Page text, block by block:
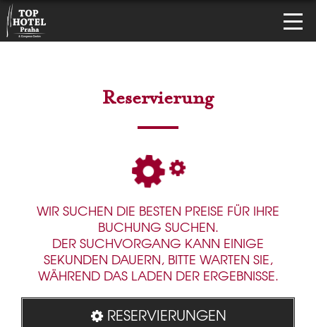
Reservierung
WIR SUCHEN DIE BESTEN PREISE FÜR IHRE
BUCHUNG SUCHEN.
DER SUCHVORGANG KANN EINIGE
SEKUNDEN DAUERN, BITTE WARTEN SIE,
WÄHREND DAS LADEN DER ERGEBNISSE.
RESERVIERUNGEN